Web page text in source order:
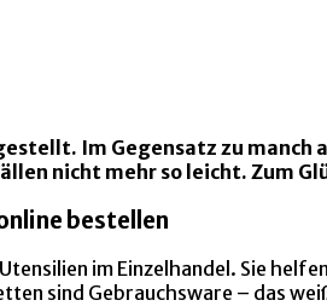
Im Gegensatz zu
nicht mehr so leicht. Zum
bestellen
im Einzelhandel. Sie
sind Gebrauchsware – das